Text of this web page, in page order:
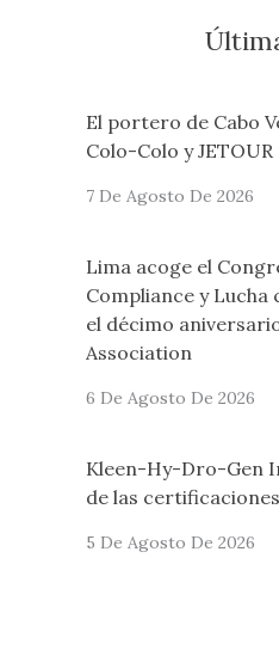
El portero de Cabo
Colo-Colo y
7 De Agosto De 2026
Lima acoge el
Compliance y
el décimo
Association
6 De Agosto De 2026
Kleen-Hy-Dro-Gen
de las certificaciones
5 De Agosto De 2026